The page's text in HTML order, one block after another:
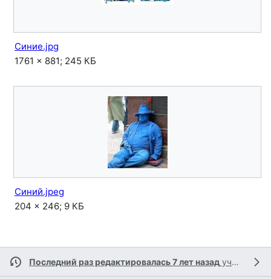
Синие.jpg
1761 × 881; 245 КБ
Синий.jpeg
204 × 246; 9 КБ
Последний раз редактировалась 7 лет назад участником